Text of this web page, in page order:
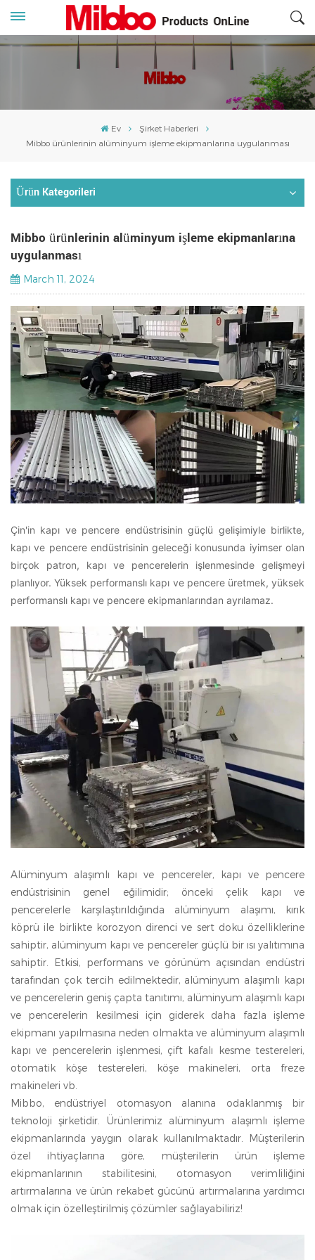
Ev
Şirket Haberleri
Mibbo ürünlerinin alüminyum işleme ekipmanlarına uygulanması
Ürün Kategorileri
Mibbo ürünlerinin alüminyum işleme ekipmanlarına
uygulanması
March 11, 2024
Çin'in kapı ve pencere endüstrisinin güçlü gelişimiyle birlikte,
kapı ve pencere endüstrisinin geleceği konusunda iyimser olan
birçok patron, kapı ve pencerelerin işlenmesinde gelişmeyi
planlıyor. Yüksek performanslı kapı ve pencere üretmek, yüksek
performanslı kapı ve pencere ekipmanlarından ayrılamaz.
Alüminyum alaşımlı kapı ve pencereler, kapı ve pencere
endüstrisinin genel eğilimidir; önceki çelik kapı ve
pencerelerle karşılaştırıldığında alüminyum alaşımı, kırık
köprü ile birlikte korozyon direnci ve sert doku özelliklerine
sahiptir, alüminyum kapı ve pencereler güçlü bir ısı yalıtımına
sahiptir. Etkisi, performans ve görünüm açısından endüstri
tarafından çok tercih edilmektedir, alüminyum alaşımlı kapı
ve pencerelerin geniş çapta tanıtımı, alüminyum alaşımlı kapı
ve pencerelerin kesilmesi için giderek daha fazla işleme
ekipmanı yapılmasına neden olmakta ve alüminyum alaşımlı
kapı ve pencerelerin işlenmesi, çift kafalı kesme testereleri,
otomatik köşe testereleri, köşe makineleri, orta freze
makineleri vb.
Mibbo, endüstriyel otomasyon alanına odaklanmış bir
teknoloji şirketidir. Ürünlerimiz alüminyum alaşımlı işleme
ekipmanlarında yaygın olarak kullanılmaktadır. Müşterilerin
özel ihtiyaçlarına göre, müşterilerin ürün işleme
ekipmanlarının stabilitesini, otomasyon verimliliğini
artırmalarına ve ürün rekabet gücünü artırmalarına yardımcı
olmak için özelleştirilmiş çözümler sağlayabiliriz!